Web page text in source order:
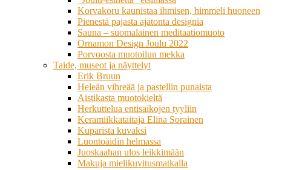
Korvakoru kaunistaa ihmisen, himmeli huoneen
Pienestä pajasta ajatonta designia
Sauna – suomalainen meditaatiomuoto
Ornamon Design Joulu 2022
Porvoosta muotoilun mekka
Taide, museot ja näyttelyt
Erik Bruun
Heleän vihreää ja pastellin punaista
Aistikasta muotokieltä
Herkuttelua entisaikojen tyyliin
Keramiikkataitaja Elina Sorainen
Kuparista kuvaksi
Luontoäidin helmassa
Juoskaahan ulos leikkimään
Makuja mielikuvitusmatkalla